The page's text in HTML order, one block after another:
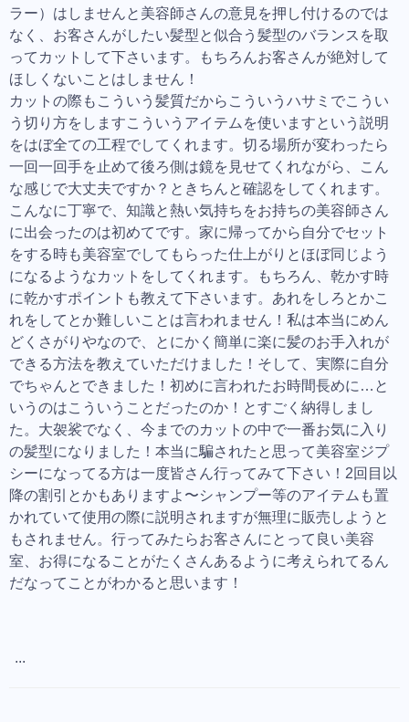
ラー）はしませんと美容師さんの意見を押し付けるのでは
なく、お客さんがしたい髪型と似合う髪型のバランスを取
ってカットして下さいます。もちろんお客さんが絶対して
ほしくないことはしません！
カットの際もこういう髪質だからこういうハサミでこうい
う切り方をしますこういうアイテムを使いますという説明
をはぼ全ての工程でしてくれます。切る場所が変わったら
一回一回手を止めて後ろ側は鏡を見せてくれながら、こん
な感じで大丈夫ですか？ときちんと確認をしてくれます。
こんなに丁寧で、知識と熱い気持ちをお持ちの美容師さん
に出会ったのは初めてです。家に帰ってから自分でセット
をする時も美容室でしてもらった仕上がりとほぼ同じよう
になるようなカットをしてくれます。もちろん、乾かす時
に乾かすポイントも教えて下さいます。あれをしろとかこ
れをしてとか難しいことは言われません！私は本当にめん
どくさがりやなので、とにかく簡単に楽に髪のお手入れが
できる方法を教えていただけました！そして、実際に自分
でちゃんとできました！初めに言われたお時間長めに…と
いうのはこういうことだったのか！とすごく納得しまし
た。大袈裟でなく、今までのカットの中で一番お気に入り
の髪型になりました！本当に騙されたと思って美容室ジプ
シーになってる方は一度皆さん行ってみて下さい！2回目以
降の割引とかもありますよ〜シャンプー等のアイテムも置
かれていて使用の際に説明されますが無理に販売しようと
もされません。行ってみたらお客さんにとって良い美容
室、お得になることがたくさんあるように考えられてるん
だなってことがわかると思います！
...